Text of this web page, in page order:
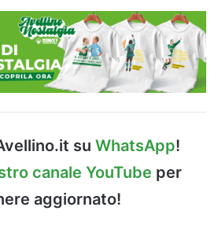
su WhatsApp!
canale YouTube per
aggiornato!